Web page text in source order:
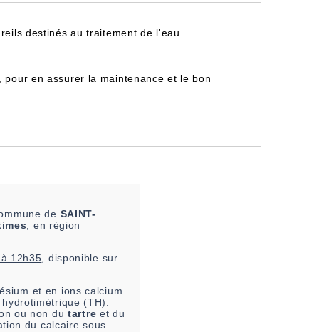
destinés au traitement de l'eau.
en assurer la maintenance et le bon
de SAINT-
, en région
12h35, disponible sur
et en ions calcium
(TH).
ou non du tartre et du
du calcaire sous